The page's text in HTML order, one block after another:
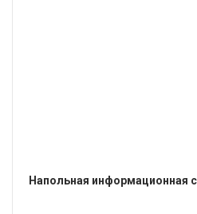
Напольная информационная